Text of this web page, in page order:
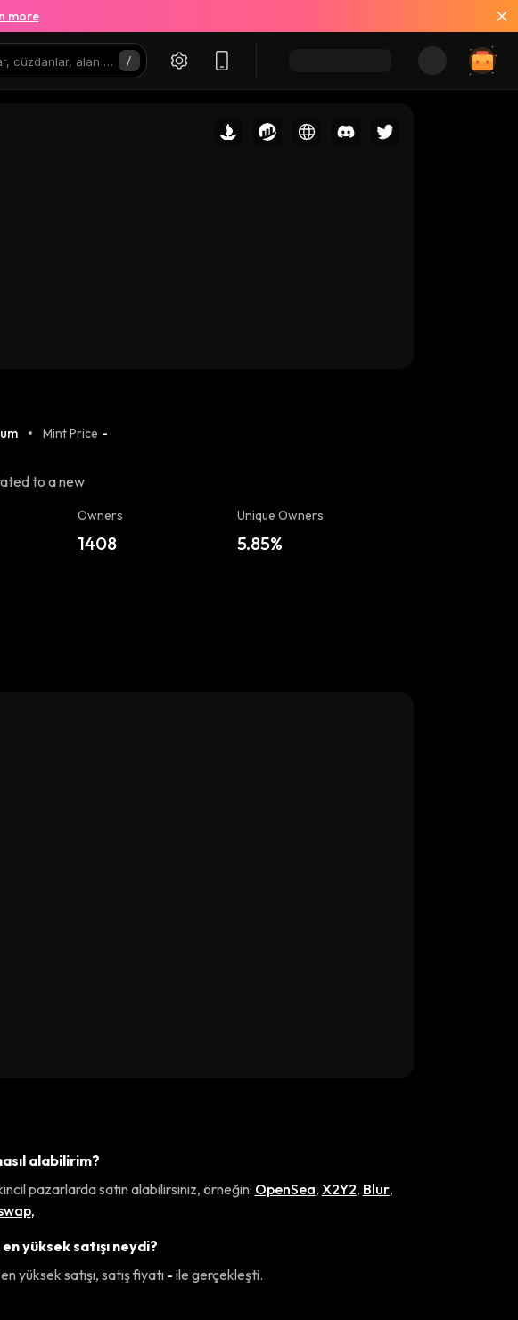
more
Mint Price -
to a new
Owners
1408
Unique Owners
5.85%
alabilirim?
pazarlarda satın alabilirsiniz, örneğin: OpenSea, X2Y2, Blur,
,
yüksek satışı neydi?
yüksek satışı, satış fiyatı- ile gerçekleşti.